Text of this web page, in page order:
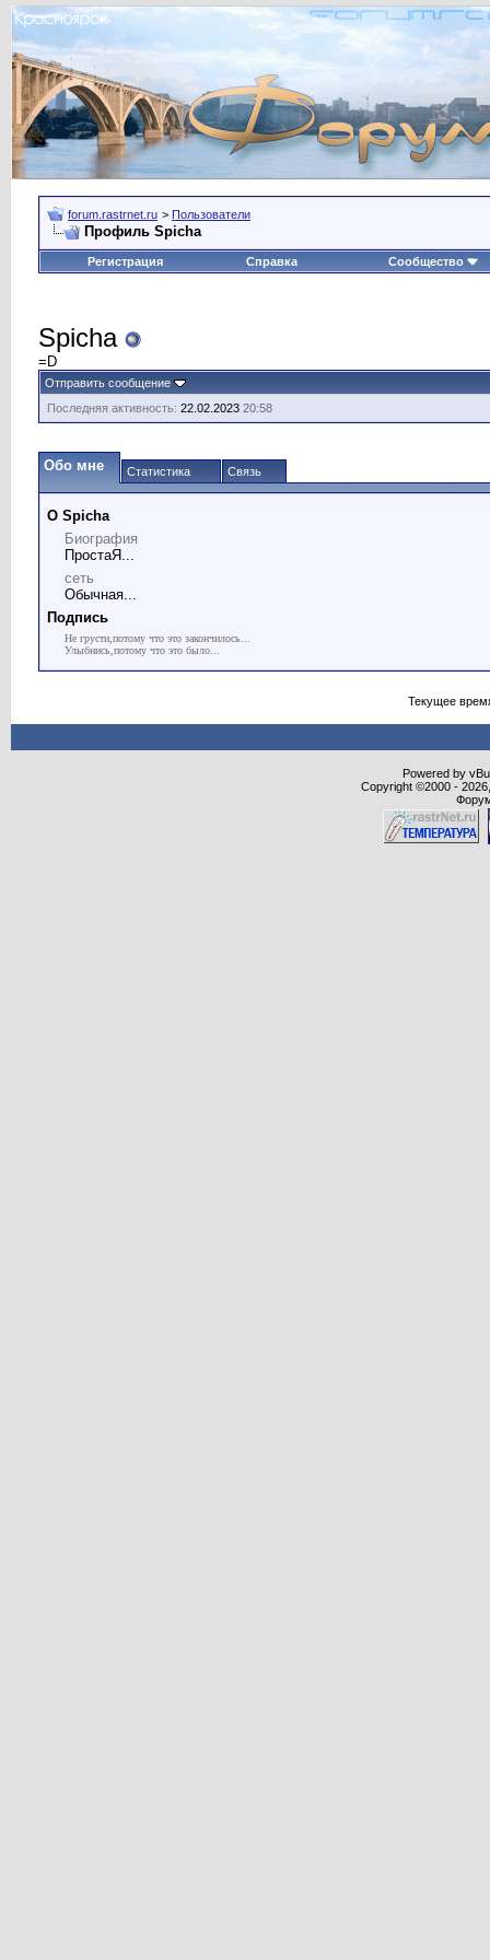
forum.rastrnet.ru > Пользователи
Профиль Spicha
Регистрация Справка Сообщество
Spicha
=D
Отправить сообщение
Последняя активность: 22.02.2023 20:58
Обо мне Статистика Связь
О Spicha
Биография
ПростаЯ...
сеть
Обычная...
Подпись
Не грусти,потому что это закончилось...
Улыбнись,потому что это было...
Текущее
Powered by
Copyright ©2000 -